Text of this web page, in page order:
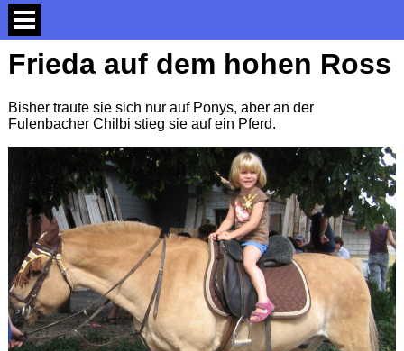
Frieda auf dem hohen Ross
Bisher traute sie sich nur auf Ponys, aber an der
Fulenbacher Chilbi stieg sie auf ein Pferd.